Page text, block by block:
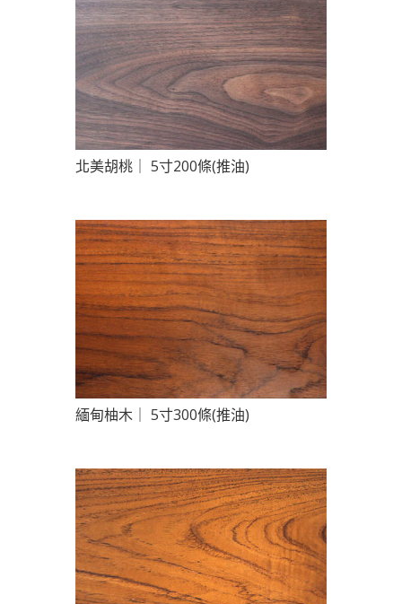
北美胡桃｜ 5寸200條(推油)
緬甸柚木｜ 5寸300條(推油)